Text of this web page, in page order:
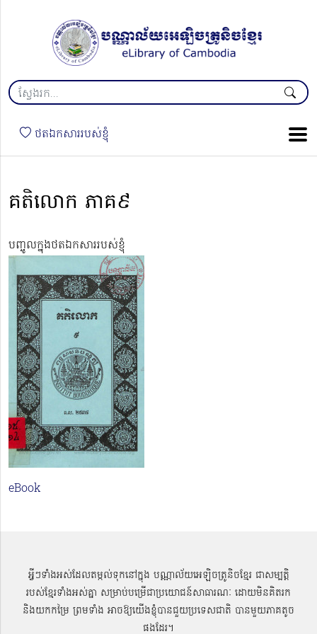
ថតឯកសាររបស់ខ្ញុំ
គតិលោក ភាគ៩
បញ្ចូលក្នុងថតឯកសាររបស់ខ្ញុំ
eBook
អ្វីៗទាំងអស់ដែលតម្កល់ទុកនៅក្នុង បណ្ណាល័យអេឡិចត្រូនិចខ្មែរ ជាសម្បតិ្ត
របស់ខ្មែរទាំងអស់គ្នា សម្រាប់បម្រើជាប្រយោជន៍សាធារណៈ ដោយមិនគិតរក
និងយកកម្រៃ ព្រមទាំង អាចឱ្យយើងខ្ញុំបានជួយប្រទេសជាតិ បានមួយភាគតូច
ផងដែរ។